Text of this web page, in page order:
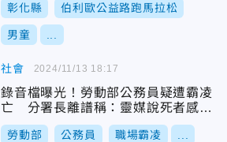
彰化縣 伯利歐公益路跑馬拉松
男童
社會
錄音檔曝光！勞動部公務員疑遭霸凌
亡 分署長離譜稱：靈媒說死者感謝
北分署
勞動部 公務員 職場霸凌
2024/11/13 18:17